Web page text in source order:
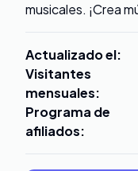
musicales. ¡Crea
Actualizado el:
Visitantes
mensuales:
Programa de
afiliados: